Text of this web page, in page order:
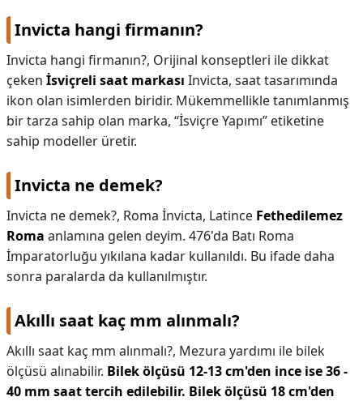
Invicta hangi firmanın?
Invicta hangi firmanın?, Orijinal konseptleri ile dikkat
çeken İsviçreli saat markası Invicta, saat tasarımında
ikon olan isimlerden biridir. Mükemmellikle tanımlanmış
bir tarza sahip olan marka, “İsviçre Yapımı” etiketine
sahip modeller üretir.
Invicta ne demek?
Invicta ne demek?, Roma İnvicta, Latince Fethedilemez
Roma anlamına gelen deyim. 476'da Batı Roma
İmparatorluğu yıkılana kadar kullanıldı. Bu ifade daha
sonra paralarda da kullanılmıştır.
Akıllı saat kaç mm alınmalı?
Akıllı saat kaç mm alınmalı?, Mezura yardımı ile bilek
ölçüsü alınabilir. Bilek ölçüsü 12-13 cm'den ince ise 36 -
40 mm saat tercih edilebilir. Bilek ölçüsü 18 cm'den